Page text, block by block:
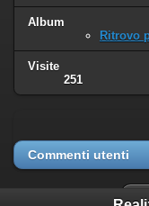
Album
Ritrovo
Visite
251
Commenti utenti